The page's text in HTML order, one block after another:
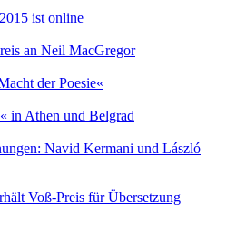
ist online
an Neil MacGregor
der Poesie«
in Athen und Belgrad
Navid Kermani und László
Voß-Preis für Übersetzung